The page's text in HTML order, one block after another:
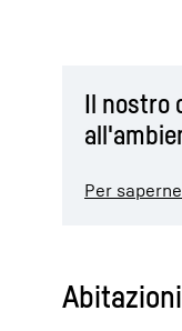
Il nostro
Per